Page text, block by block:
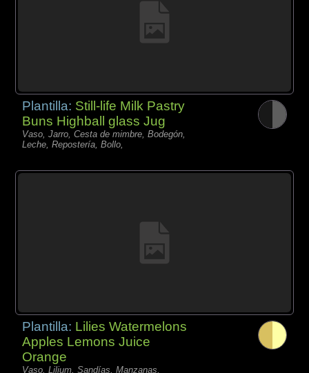
Plantilla: Still-life Milk Pastry
Buns Highball glass Jug
Vaso, Jarro, Cesta de mimbre, Bodegón,
Leche, Repostería, Bollo,
Plantilla: Lilies Watermelons
Apples Lemons Juice
Orange
Vaso, Lilium, Sandías, Manzanas,